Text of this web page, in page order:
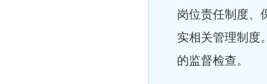
岗位责任制度、
实相关管理制度
的监督检查。